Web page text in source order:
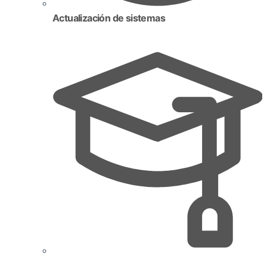
Actualización de sistemas